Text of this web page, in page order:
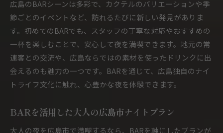
BARのカクテルで味わう広島市の夜の楽しみ
バーテンダーとの会話が生む特別なBAR時間
BARで楽しむ多彩なカクテルとその魅力
カクテル片手に語る夜のBAR体験のすすめ
BARで広がるカクテル談義と夜のひととき
BAR選びで注目したいカクテルのこだわり
BAR巡りで見つける広島市ナイトスポット
深夜のBARで出会う新しい人と体験について
広島のBARシーンは多彩で、カクテルのバリエーションや季
節ごとのイベントなど、訪れるたびに新しい発見がありま
す。初めてのBARでも、スタッフの丁寧な対応やおすすめの
一杯を楽しむことで、安心して夜を満喫できます。地元の常
連客との交流や、広島ならではの素材を使ったドリンクに出
会えるのも魅力の一つです。BARを通じて、広島独自のナイ
トライフ文化に触れ、心豊かな夜を体験できます。
BARを活用した大人の広島市ナイトプラン
大人の夜を広島市で満喫するなら、BARを軸にしたプランが